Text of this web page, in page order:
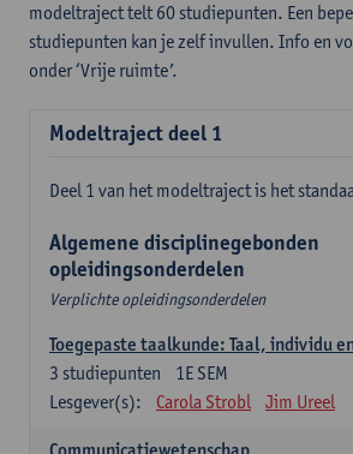
modeltraject telt 60 studiepunten. Een
studiepunten kan je zelf invullen. Info en
onder ‘Vrije ruimte’.
Modeltraject deel 1
Deel 1 van het modeltraject is het
Algemene disciplinegebonden
opleidingsonderdelen
Verplichte opleidingsonderdelen
Toegepaste taalkunde: Taal, individu
1E SEM
3 studiepunten
Lesgever(s):
Carola Strobl Jim Ureel